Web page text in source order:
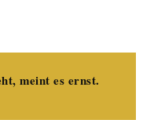
meint es ernst.